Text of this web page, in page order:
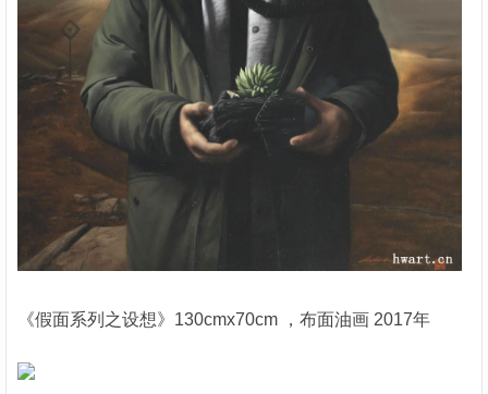
《假面系列之设想》130cmx70cm ，布面油画 2017年